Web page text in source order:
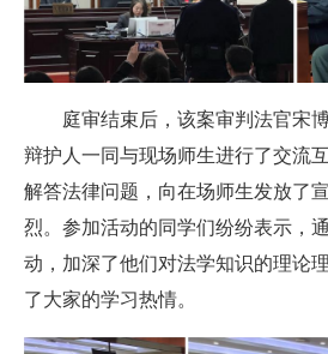
庭审结束后，该案审判法官宋
辩护人一同与现场师生进行了交流
解答法律问题，向在场师生发放了
烈。参加活动的同学们纷纷表示，
动，加深了他们对法学知识的理论
了大家的学习热情。